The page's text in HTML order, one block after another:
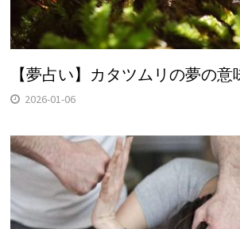
【夢占い】カタツムリの夢の意
2026-01-06